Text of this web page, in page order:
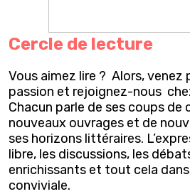
Cercle de lecture
Vous aimez lire ? Alors,
passion et rejoignez-nous
Chacun parle de ses coups
nouveaux ouvrages et de
ses horizons littéraires.
libre, les discussions, les
enrichissants et tout cela
conviviale.